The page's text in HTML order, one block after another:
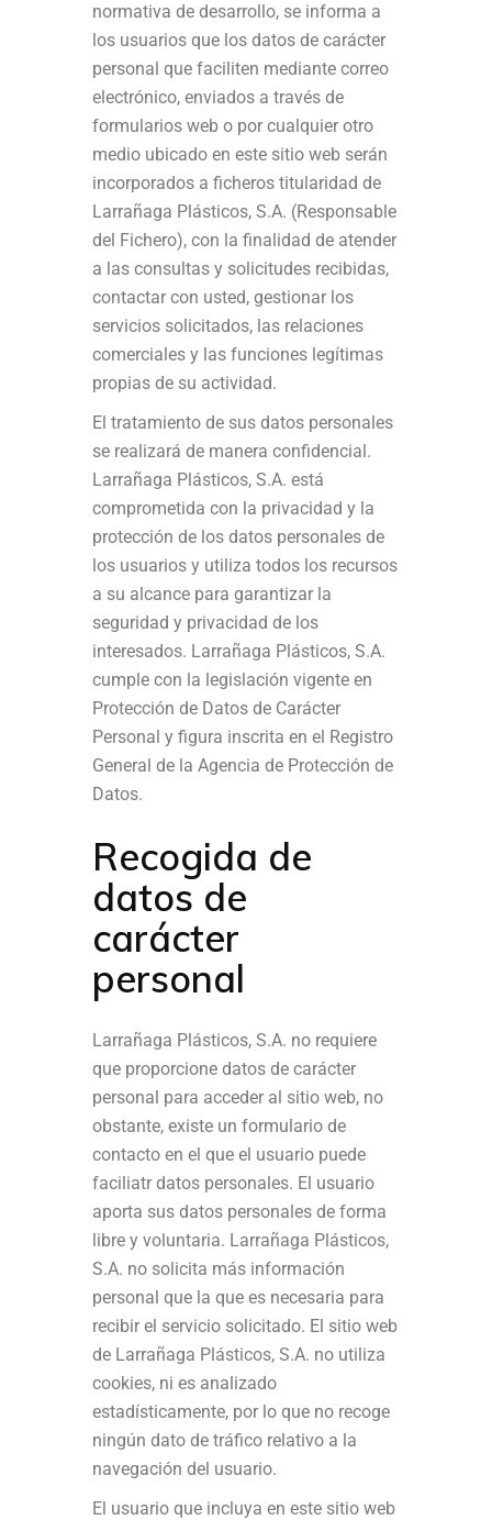
normativa de desarrollo, se informa a
los usuarios que los datos de carácter
personal que faciliten mediante correo
electrónico, enviados a través de
formularios web o por cualquier otro
medio ubicado en este sitio web serán
incorporados a ficheros titularidad de
Larrañaga Plásticos, S.A. (Responsable
del Fichero), con la finalidad de atender
a las consultas y solicitudes recibidas,
contactar con usted, gestionar los
servicios solicitados, las relaciones
comerciales y las funciones legítimas
propias de su actividad.
El tratamiento de sus datos personales
se realizará de manera confidencial.
Larrañaga Plásticos, S.A. está
comprometida con la privacidad y la
protección de los datos personales de
los usuarios y utiliza todos los recursos
a su alcance para garantizar la
seguridad y privacidad de los
interesados. Larrañaga Plásticos, S.A.
cumple con la legislación vigente en
Protección de Datos de Carácter
Personal y figura inscrita en el Registro
General de la Agencia de Protección de
Datos.
Recogida de
datos de
carácter
personal
Larrañaga Plásticos, S.A. no requiere
que proporcione datos de carácter
personal para acceder al sitio web, no
obstante, existe un formulario de
contacto en el que el usuario puede
faciliatr datos personales. El usuario
aporta sus datos personales de forma
libre y voluntaria. Larrañaga Plásticos,
S.A. no solicita más información
personal que la que es necesaria para
recibir el servicio solicitado. El sitio web
de Larrañaga Plásticos, S.A. no utiliza
cookies, ni es analizado
estadísticamente, por lo que no recoge
ningún dato de tráfico relativo a la
navegación del usuario.
El usuario que incluya en este sitio web